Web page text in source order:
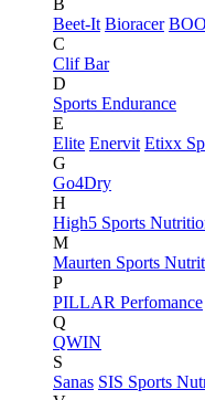
B
Beet-It Bioracer
C
Clif Bar
D
Sports Endurance
E
Elite Enervit Etixx
G
Go4Dry
H
High5 Sports
M
Maurten Sports
P
PILLAR Perfomance
Q
QWIN
S
Sanas SIS Sports